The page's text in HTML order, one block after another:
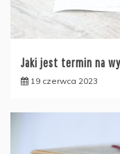
Jaki jest termin na
19 czerwca 2023